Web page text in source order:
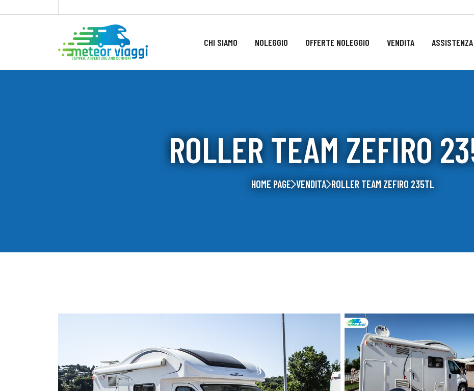
CHI SIAMO NOLEGGIO OFFERTE NOLEGGIO VENDITA ASSISTENZA
ROLLER TEAM ZEFIRO
HOME PAGE VENDITA ROLLER TEAM ZEFIRO 235TL